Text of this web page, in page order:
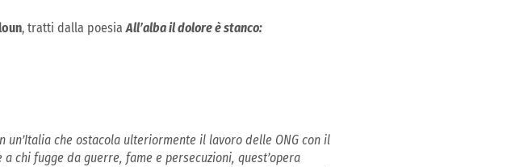
, tratti dalla poesiaAll’alba il dolore è stanco:
che ostacola ulteriormente il lavoro delle ONG con il
chi fugge da guerre, fame e persecuzioni, quest’opera